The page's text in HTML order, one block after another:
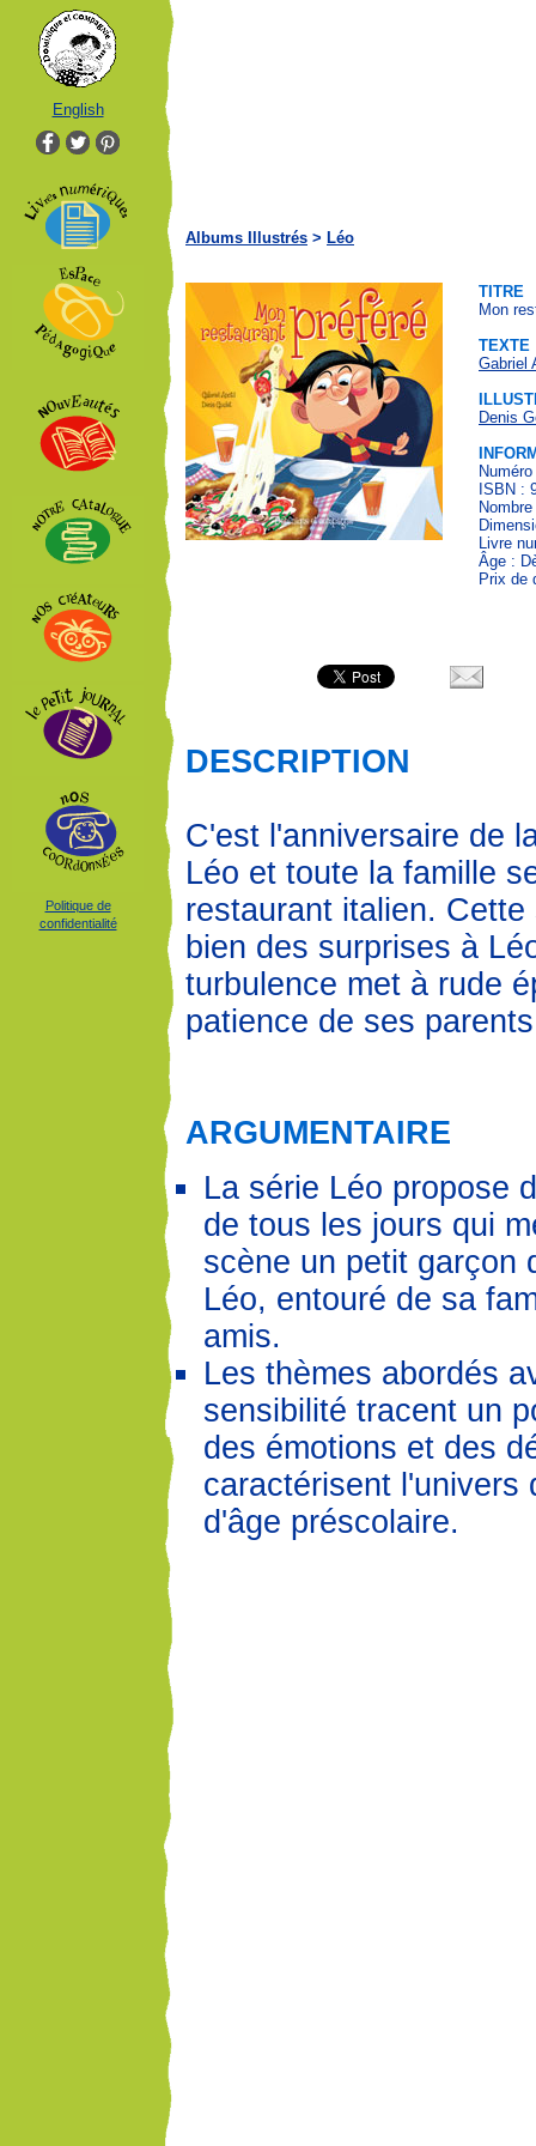
English
Politique de
confidentialité
Albums Illustrés > Léo
TITRE
Mon
TEXTE
Gabriel
Denis
ISBN :
Livre
Âge :
Prix de
DESCRIPTION
C'est l'anniversaire de
Léo et toute la famille
restaurant italien.
bien des surprises à
turbulence met à rude
patience de ses
ARGUMENTAIRE
La série Léo propose
de tous les jours qui
scène un petit garçon
Léo, entouré de sa
amis.
Les thèmes abordés
sensibilité tracent un
des émotions et des
caractérisent l'univers
d'âge préscolaire.